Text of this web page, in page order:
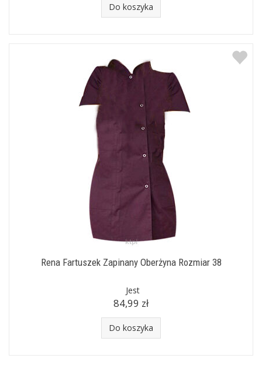
Do koszyka
Rena Fartuszek Zapinany Oberżyna Rozmiar 38
Jest
84,99 zł
Do koszyka